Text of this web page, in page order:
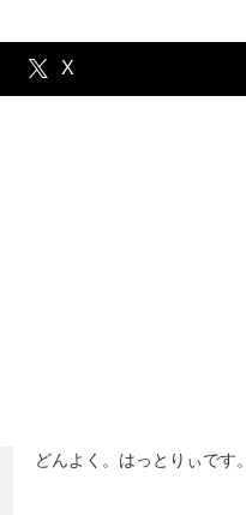
X
どんよく。はっとりぃです。